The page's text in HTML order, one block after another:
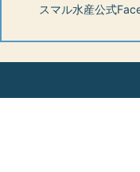
スマル水産公式